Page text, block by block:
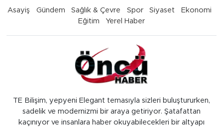
Asayiş Gündem Sağlık & Çevre Spor Siyaset
Ekonomi
Eğitim
Yerel Haber
TE Bilişim, yepyeni Elegant temasıyla sizleri buluştururken,
sadelik ve modernizmi bir araya getiriyor. Şatafattan
kaçınıyor ve insanlara haber okuyabilecekleri bir altyapı